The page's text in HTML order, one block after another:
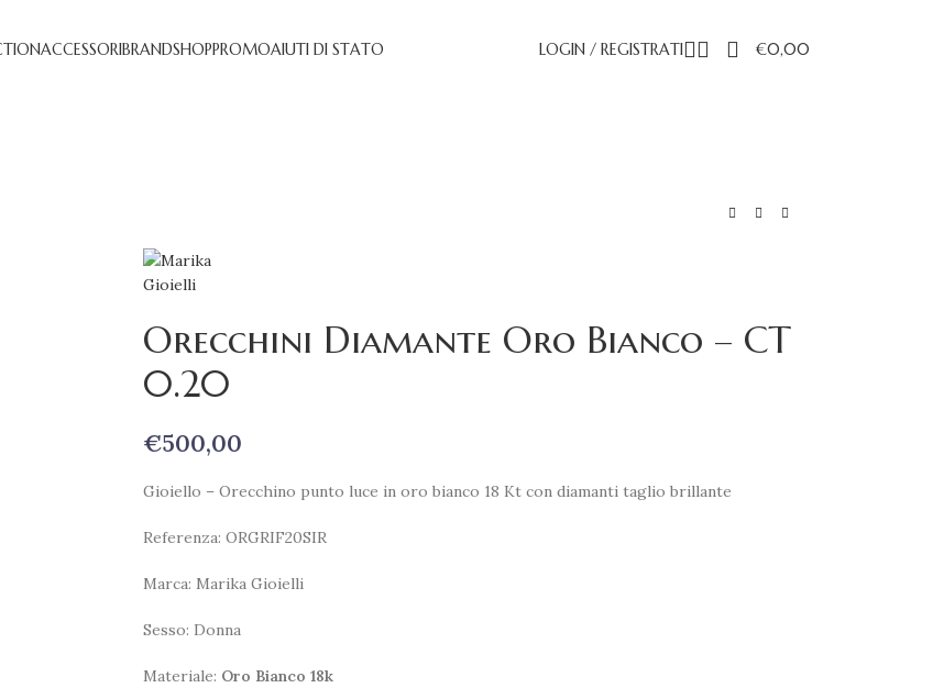
ACCESSORIBRANDSHOPPROMOAIUTI DI STATO LOGIN / REGISTRATI €0,00
Orecchini Diamante Oro Bianco – CT
0.20
€500,00
Gioiello – Orecchino punto luce in oro bianco 18 Kt con diamanti taglio brillante
Referenza: ORGRIF20SIR
Marca: Marika Gioielli
Sesso: Donna
Materiale: Oro Bianco 18k